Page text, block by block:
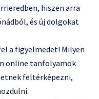
hiszen arra
és új dolgokat
a figyelmedet! Milyen
online tanfolyamok
feltérképezni,